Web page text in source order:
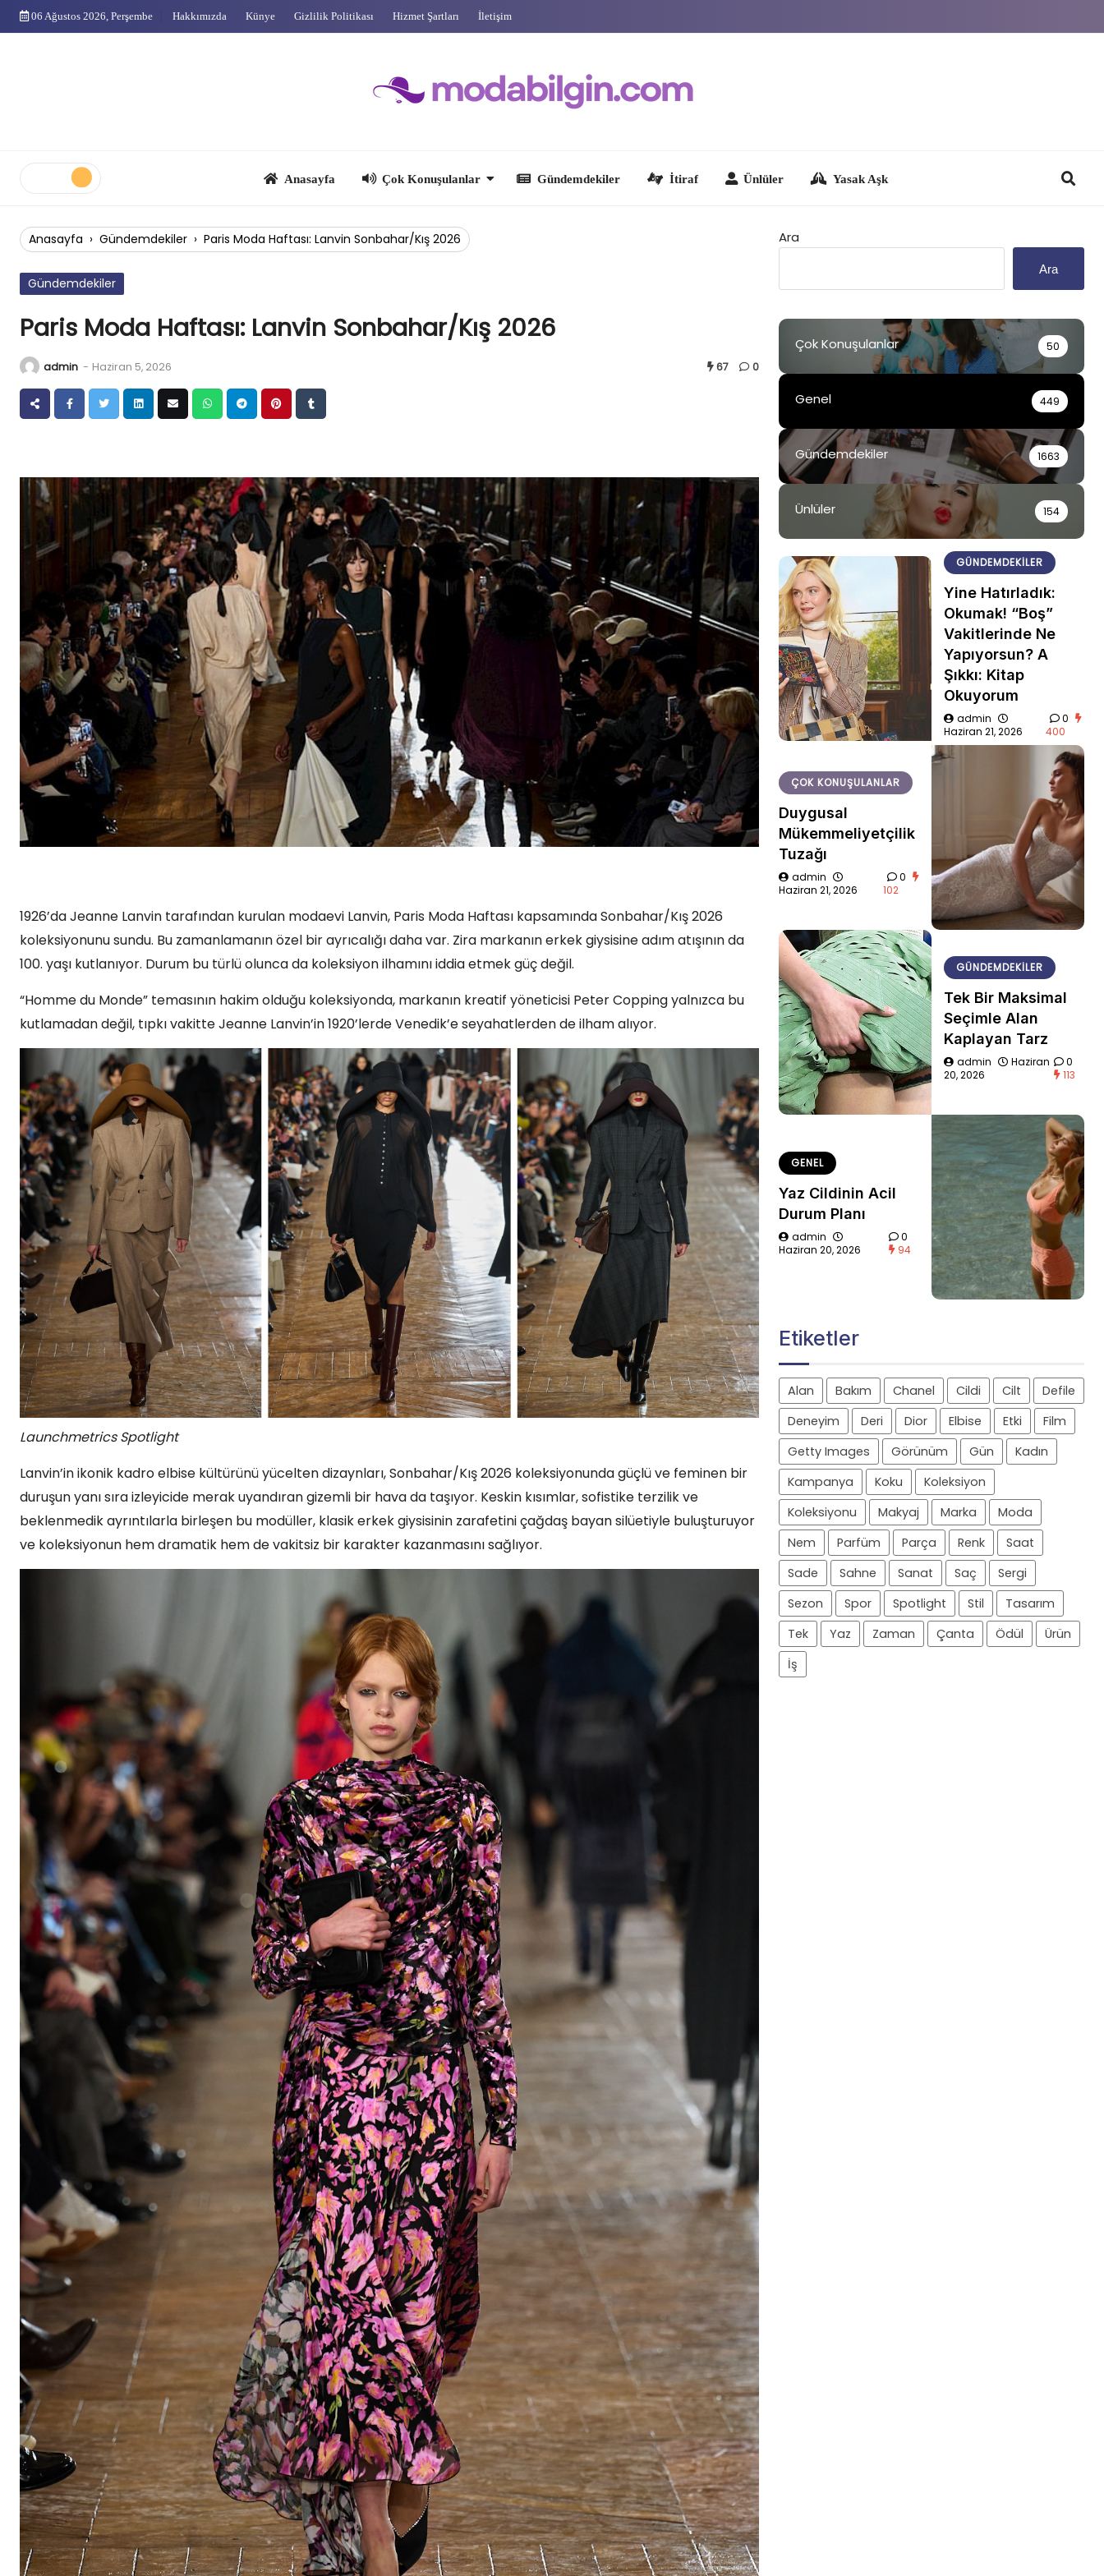
Skip
06 Ağustos 2026, Perşembe Hakkımızda Künye Gizlilik Politikası Hizmet Şartları İletişim
Anasayfa › Gündemdekiler › Paris Moda Haftası: Lanvin Sonbahar/Kış 2026
Gündemdekiler
Paris Moda Haftası: Lanvin Sonbahar/Kış 2026
admin - Haziran 5, 2026 67 0
1926’da Jeanne Lanvin tarafından kurulan modaevi Lanvin, Paris Moda Haftası kapsamında Sonbahar/Kış 2026
koleksiyonunu sundu. Bu zamanlamanın özel bir ayrıcalığı daha var. Zira markanın erkek giysisine adım atışının da
100. yaşı kutlanıyor. Durum bu türlü olunca da koleksiyon ilhamını iddia etmek güç değil.
“Homme du Monde” temasının hakim olduğu koleksiyonda, markanın kreatif yöneticisi Peter Copping yalnızca bu
kutlamadan değil, tıpkı vakitte Jeanne Lanvin’in 1920’lerde Venedik’e seyahatlerden de ilham alıyor.
Launchmetrics Spotlight
Lanvin’in ikonik kadro elbise kültürünü yücelten dizaynları, Sonbahar/Kış 2026 koleksiyonunda güçlü ve feminen bir
duruşun yanı sıra izleyicide merak uyandıran gizemli bir hava da taşıyor. Keskin kısımlar, sofistike terzilik ve
beklenmedik ayrıntılarla birleşen bu modüller, klasik erkek giysisinin zarafetini çağdaş bayan silüetiyle buluşturuyor
ve koleksiyonun hem dramatik hem de vakitsiz bir karakter kazanmasını sağlıyor.
Ara
Ara
Çok Konuşulanlar 50
Genel 449
Gündemdekiler 1663
Ünlüler 154
GÜNDEMDEKILER
Yine Hatırladık:
Okumak! “Boş”
Vakitlerinde Ne
Yapıyorsun? A
Şıkkı: Kitap
Okuyorum
admin
Haziran 21, 2026
0
400
ÇOK KONUŞULANLAR
Duygusal
Mükemmeliyetçilik
Tuzağı
admin
Haziran 21, 2026
0
102
GÜNDEMDEKILER
Tek Bir Maksimal
Seçimle Alan
Kaplayan Tarz
admin
Haziran
20, 2026
0
113
GENEL
Yaz Cildinin Acil
Durum Planı
admin
Haziran 20, 2026
0
94
Etiketler
Alan Bakım Chanel Cildi Cilt
Defile
Deneyim
Deri Dior Elbise Etki
Film
Getty Images
Görünüm Gün
Kadın
Kampanya
Koku
Koleksiyon
Koleksiyonu
Makyaj Marka
Moda
Nem
Parfüm Parça Renk
Saat
Sade
Sahne Sanat Saç
Sergi
Sezon
Spor Spotlight Stil
Tasarım
Tek
Yaz Zaman Çanta Ödül
Ürün
İş